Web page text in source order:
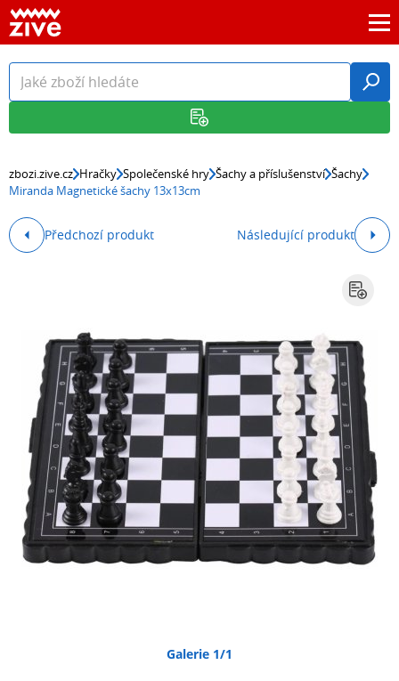
zbozi.zive.cz Hračky Společenské hry Šachy a příslušenství Šachy
Miranda Magnetické šachy 13x13cm
Předchozí produkt Následující produkt
Galerie 1/1